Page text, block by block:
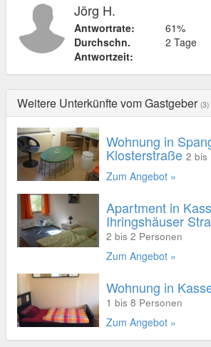
Jörg H.
Antwortrate:
61%
Durchschn.
Antwortzeit:
2 Tage
Weitere Unterkünfte vom Gastgeber (3)
Wohnung in
Klosterstraße 2 bis
Zum Angebot »
Apartment in
Ihringshäuser
2 bis 2 Personen
Zum Angebot »
Wohnung in
1 bis 8 Personen
Zum Angebot »